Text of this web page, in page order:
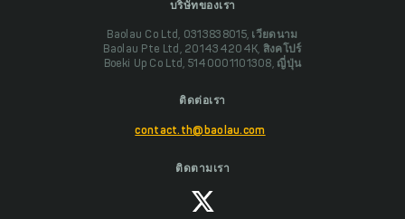
บริษัทของเรา
Baolau Co Ltd, 0313838015, เวียดนาม
Baolau Pte Ltd, 201434204K, สิงคโปร์
Boeki Up Co Ltd, 5140001101308, ญี่ปุ่น
ติดต่อเรา
contact.th@baolau.com
ติดตามเรา